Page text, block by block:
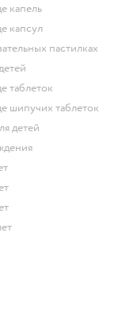
капель
капсул
пастилках
таблеток
шипучих таблеток
детей